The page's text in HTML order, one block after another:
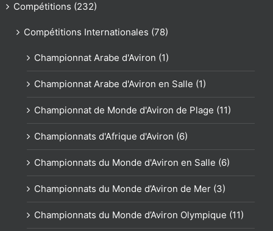
Compétitions (232)
Compétitions Internationales (78)
Championnat Arabe d'Aviron (1)
Championnat Arabe d'Aviron en Salle (1)
Championnat de Monde d'Aviron de Plage (11)
Championnats d'Afrique d'Aviron (6)
Championnats du Monde d'Aviron en Salle (6)
Championnats du Monde d’Aviron de Mer (3)
Championnats du Monde d’Aviron Olympique (11)